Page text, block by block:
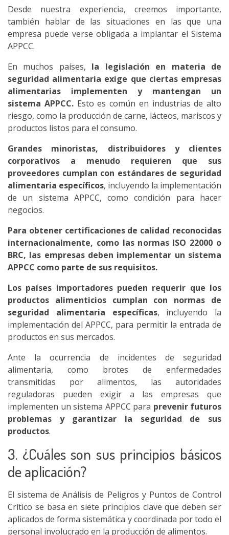
Desde nuestra experiencia, creemos importante,
también hablar de las situaciones en las que una
empresa puede verse obligada a implantar el Sistema
APPCC.
En muchos países, la legislación en materia de
seguridad alimentaria exige que ciertas empresas
alimentarias implementen y mantengan un
sistema APPCC.Esto es común en industrias de alto
riesgo, como la producción de carne, lácteos, mariscos y
productos listos para el consumo.
Grandes minoristas, distribuidores y clientes
corporativos a menudo requieren que sus
proveedores cumplan con estándares de seguridad
alimentaria específicos, incluyendo la implementación
de un sistema APPCC, como condición para hacer
negocios.
Para obtener certificaciones de calidad reconocidas
internacionalmente, como las normas ISO 22000 o
BRC, las empresas deben implementar un sistema
APPCC como parte de sus requisitos.
Los países importadores pueden requerir que los
productos alimenticios cumplan con normas de
seguridad alimentaria específicas, incluyendo la
implementación del APPCC, para permitir la entrada de
productos en sus mercados.
Ante la ocurrencia de incidentes de seguridad
alimentaria, como brotes de enfermedades
transmitidas por alimentos, las autoridades
reguladoras pueden exigir a las empresas que
implementen un sistema APPCC para prevenir futuros
problemas y garantizar la seguridad de sus
productos.
3. ¿Cuáles son sus principios básicos
de aplicación?
El sistema de Análisis de Peligros y Puntos de Control
Crítico se basa en siete principios clave que deben ser
aplicados de forma sistemática y coordinada por todo el
personal involucrado en la producción de alimentos.